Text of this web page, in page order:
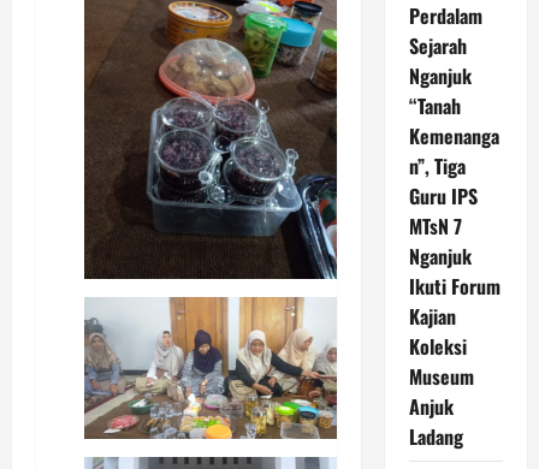
Perdalam
Sejarah
Nganjuk
“Tanah
Kemenanga
n”, Tiga
Guru IPS
MTsN 7
Nganjuk
Ikuti Forum
Kajian
Koleksi
Museum
Anjuk
Ladang